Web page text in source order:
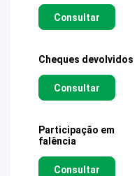
Consultar
Cheques devolvidos
Consultar
Participação em
falência
Consultar